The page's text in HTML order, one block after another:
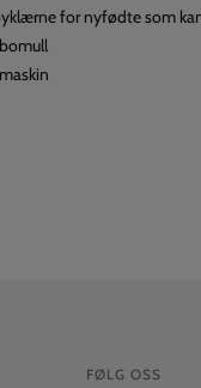
for nyfødte som
FØLG OSS